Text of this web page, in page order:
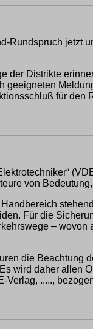
Rundspruch jetzt
der Distrikte
geeigneten
für den
von
Für die
–
die
wird daher allen
Verlag, .....,